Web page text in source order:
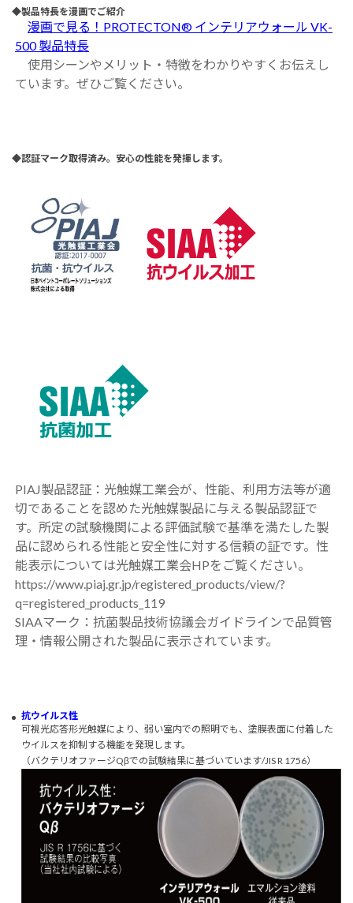
◆製品特長を漫画でご紹介
漫画で見る！PROTECTON® インテリアウォール VK-
500 製品特長
使用シーンやメリット・特徴をわかりやすくお伝えし
ています。ぜひご覧ください。
◆認証マーク取得済み。安心の性能を発揮します。
PIAJ製品認証：光触媒工業会が、性能、利用方法等が適
切であることを認めた光触媒製品に与える製品認証で
す。所定の試験機関による評価試験で基準を満たした製
品に認められる性能と安全性に対する信頼の証です。性
能表示については光触媒工業会HPをご覧ください。
https://www.piaj.gr.jp/registered_products/view/?
q=registered_products_119
SIAAマーク：抗菌製品技術協議会ガイドラインで品質管
理・情報公開された製品に表示されています。
抗ウイルス性
可視光応答形光触媒により、弱い室内での照明でも、塗膜表面に付着した
ウイルスを抑制する機能を発現します。
（バクテリオファージQβでの試験結果に基づいています/JIS R 1756）